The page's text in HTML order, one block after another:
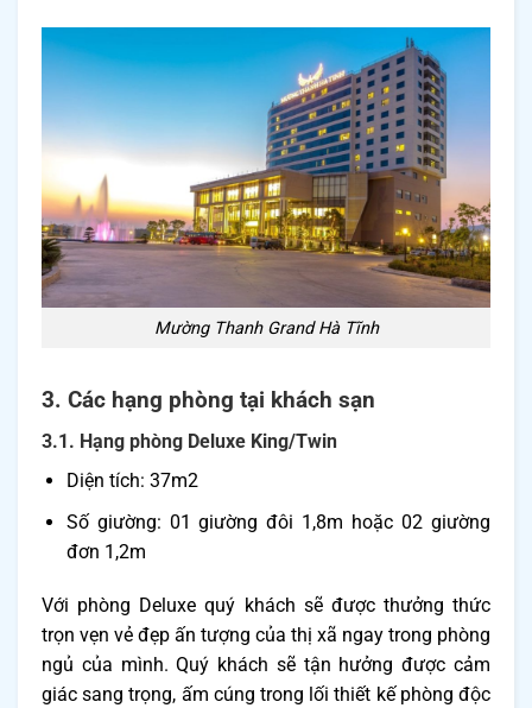
Mường Thanh Grand Hà Tĩnh
3. Các hạng phòng tại khách sạn
3.1. Hạng phòng Deluxe King/Twin
Diện tích: 37m2
Số giường: 01 giường đôi 1,8m hoặc 02 giường
đơn 1,2m
Với phòng Deluxe quý khách sẽ được thưởng thức
trọn vẹn vẻ đẹp ấn tượng của thị xã ngay trong phòng
ngủ của mình. Quý khách sẽ tận hưởng được cảm
giác sang trọng, ấm cúng trong lối thiết kế phòng độc